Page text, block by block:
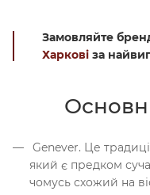
Замовляйте
Харкові за
Genever. Це
який є предком
чомусь схожий на